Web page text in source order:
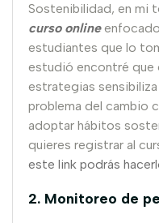
Sostenibilidad, en mi
curso online
estudiantes que lo
estudió encontré
estrategias
problema del cambio
adoptar hábitos
quieres registrar al
este link podrás
2. Monitoreo de